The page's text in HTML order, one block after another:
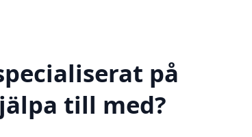
på
till med?